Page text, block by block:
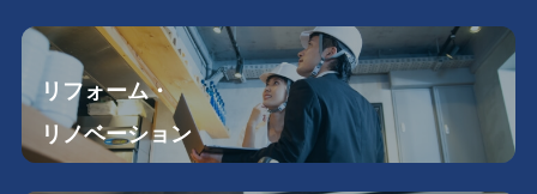
リフォーム・
リノベーション